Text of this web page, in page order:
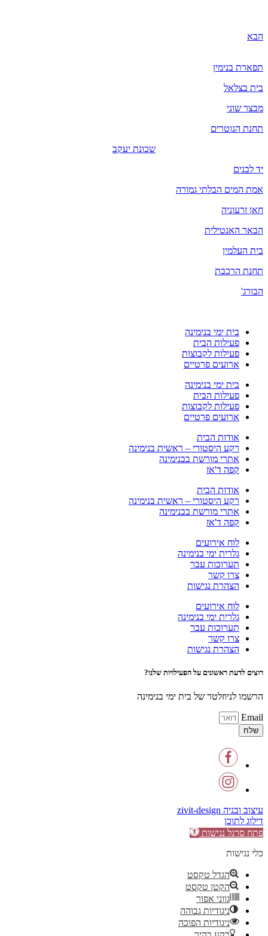
הבא
תפארת בנימין
בית בצלאל
מבצר שוני
תחנת הנוטרים
שכונת יעקב
יד לבנים
אמת המים הבלתי גמורה
חאן זרעוניה
הבאר האנטילית
בית העלמין
תחנת הרכבת
הבורג'
בית ימי בנימינה
פעילות הבית
פעילות לקבוצות
ארועים פרטיים
בית ימי בנימינה
פעילות הבית
פעילות לקבוצות
ארועים פרטיים
אודות הבית
רקע היסטורי – ראשית בנימינה
אתרי מורשת בבנימינה
קפה ד'אז
אודות הבית
רקע היסטורי – ראשית בנימינה
אתרי מורשת בבנימינה
קפה ד'אז
לוח אירועים
גלרית ימי בנימינה
תערוכות עבר
צרו קשר
הצהרת נגישות
לוח אירועים
גלרית ימי בנימינה
תערוכות עבר
צרו קשר
הצהרת נגישות
רוצים לדעת ראשונים על הפעילויות שלנו?
הרשמו לניוזלטר של בית ימי בנימינה
Email
שלח
עיצוב ובניה zivit-design
דילוג לתוכן
פתח סרגל נגישות
כלי נגישות
הגדל טקסט
הקטן טקסט
גווני אפור
ניגודיות גבוהה
ניגודיות הפוכה